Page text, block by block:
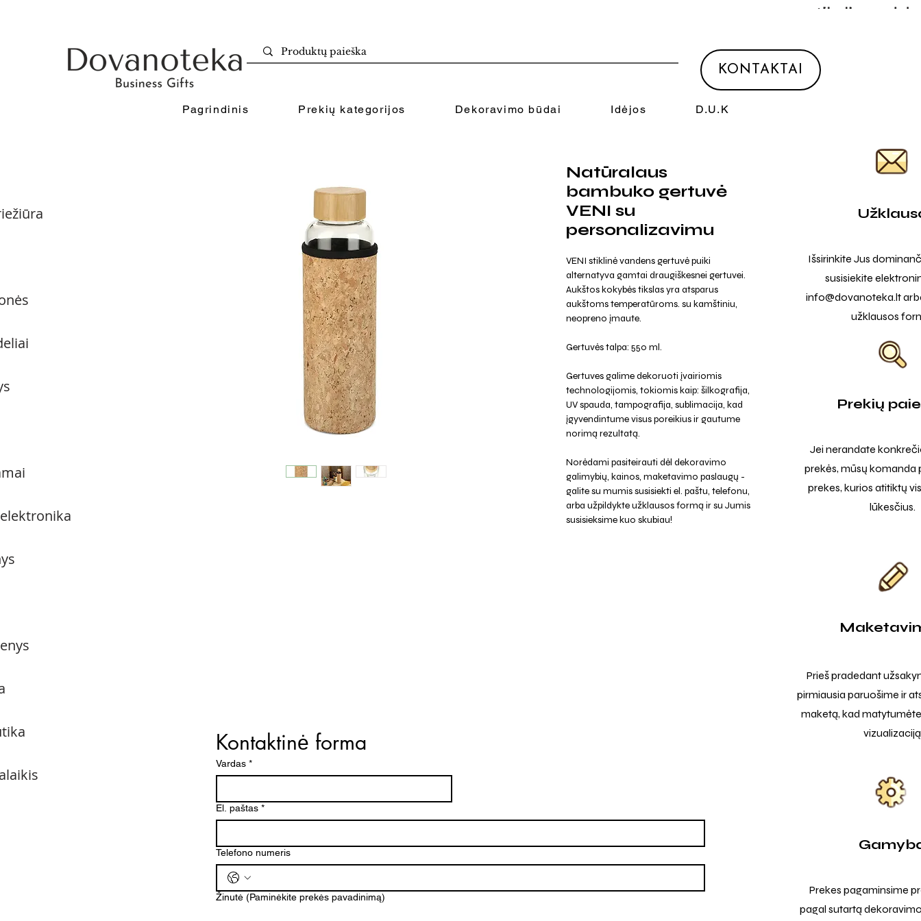
Pagrindinis Prekių kategorijos Dekoravimo būdai Idėjos D.U.K
KONTAKTAI
Natūralaus
bambuko gertuvė
VENI su
personalizavimu
VENI stiklinė vandens gertuvė puiki
alternatyva gamtai draugiškesnei gertuvei.
Aukštos kokybės tikslas yra atsparus
aukštoms temperatūroms. su kamštiniu,
neopreno įmaute.
Gertuvės talpa: 550 ml.
Gertuves galime dekoruoti įvairiomis
technologijomis, tokiomis kaip: šilkografija,
UV spauda, tampografija, sublimacija, kad
įgyvendintume visus poreikius ir gautume
norimą rezultatą.
Norėdami pasiteirauti dėl dekoravimo
galimybių, kainos, maketavimo paslaugų -
galite su mumis susisiekti el. paštu, telefonu,
arba užpildykte užklausos formą ir su Jumis
susisieksime kuo skubiau!
Išsirinkite Jus
susisiekite
info@dovanoteka.lt
užklausos
Prekių
Jei nerandate
prekės, mūsų komanda
prekes, kurios atitiktų
lūkesčius.
Kontaktinė forma
Vardas *
El. paštas *
Telefono numeris
Žinutė (Paminėkite prekės pavadinimą)
Prieš pradedant
pirmiausia paruošime ir
maketą, kad
vizualizaciją
Prekes pagaminsime
pagal sutartą